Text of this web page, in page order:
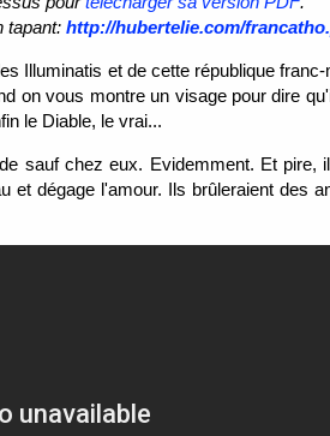
tapant: http://hubertelie.com/
Illuminatis et de cette république
on vous montre un visage pour dire
le Diable, le vrai...
sauf chez eux. Evidemment. Et pire,
dégage l'amour. Ils brûleraient des